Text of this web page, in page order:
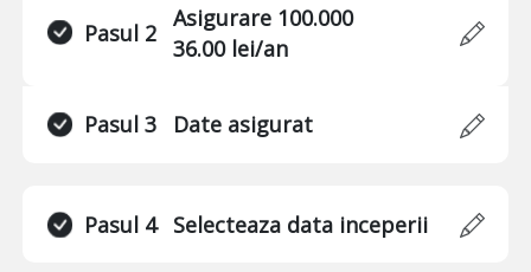
Pasul 2
Asigurare 100.000
36.00 lei/an
Pasul 3 Date asigurat
Pasul 4 Selecteaza data inceperii